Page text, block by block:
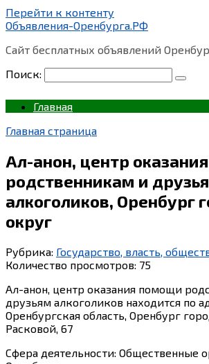
Перейти к контенту
Объявления-Оренбурга.РФ
Сайт бесплатных объявлений
Поиск:
Главная
Главная страница
Ал-анон, центр
родственникам и
алкоголиков, Оренбург
округ
Рубрика: Государство, власть,
Количество просмотров: 75
Ал-анон, центр оказания помощи
друзьям алкоголиков находится по
Оренбургская область, Оренбург
Расковой, 67
Сфера деятельности: Общественные